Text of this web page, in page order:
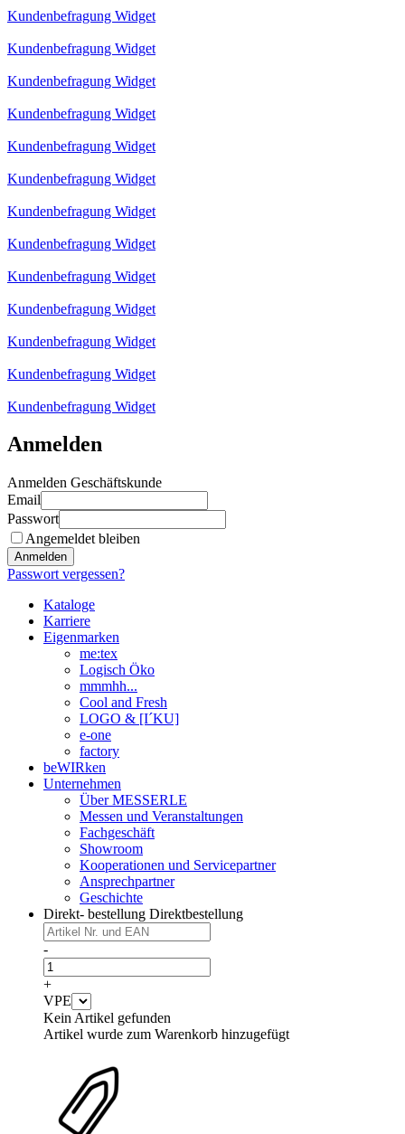
Kundenbefragung Widget
Kundenbefragung Widget
Kundenbefragung Widget
Kundenbefragung Widget
Kundenbefragung Widget
Kundenbefragung Widget
Kundenbefragung Widget
Kundenbefragung Widget
Kundenbefragung Widget
Kundenbefragung Widget
Kundenbefragung Widget
Kundenbefragung Widget
Kundenbefragung Widget
Anmelden
Anmelden Geschäftskunde
Email
Passwort
Angemeldet bleiben
Anmelden
Passwort vergessen?
Kataloge
Karriere
Eigenmarken
me:tex
Logisch Öko
mmmhh...
Cool and Fresh
LOGO & [I´KU]
e-one
factory
beWIRken
Unternehmen
Über MESSERLE
Messen und Veranstaltungen
Fachgeschäft
Showroom
Kooperationen und Servicepartner
Ansprechpartner
Geschichte
Direkt- bestellung Direktbestellung
-
+
VPE
Kein Artikel gefunden
Artikel wurde zum Warenkorb hinzugefügt